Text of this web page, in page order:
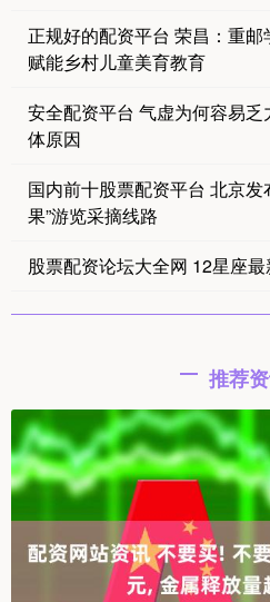
正规好的配资平台 荣昌：重
赋能乡村儿童美育教育
安全配资平台 气虚为何容易
体原因
国内前十股票配资平台 北京
果”游览采摘线路
股票配资论坛大全网 12星座
推荐